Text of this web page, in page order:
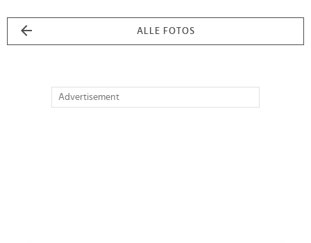
ALLE FOTOS
Advertisement